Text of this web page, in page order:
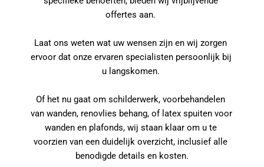
offertes aan.
Laat ons weten wat uw wensen zijn en wij zorgen
ervoor dat onze ervaren specialisten persoonlijk bij
u langskomen.
Of het nu gaat om schilderwerk, voorbehandelen
van wanden, renovlies behang, of latex spuiten voor
wanden en plafonds, wij staan klaar om u te
voorzien van een duidelijk overzicht, inclusief alle
benodigde details en kosten.